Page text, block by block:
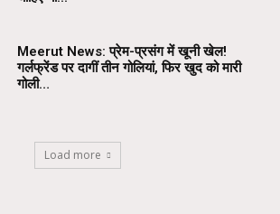
Meerut News: प्रेम-प्रसंग में खूनी खेल!
गर्लफ्रेंड पर दागीं तीन गोलियां, फिर खुद को मारी
गोली…
Load more